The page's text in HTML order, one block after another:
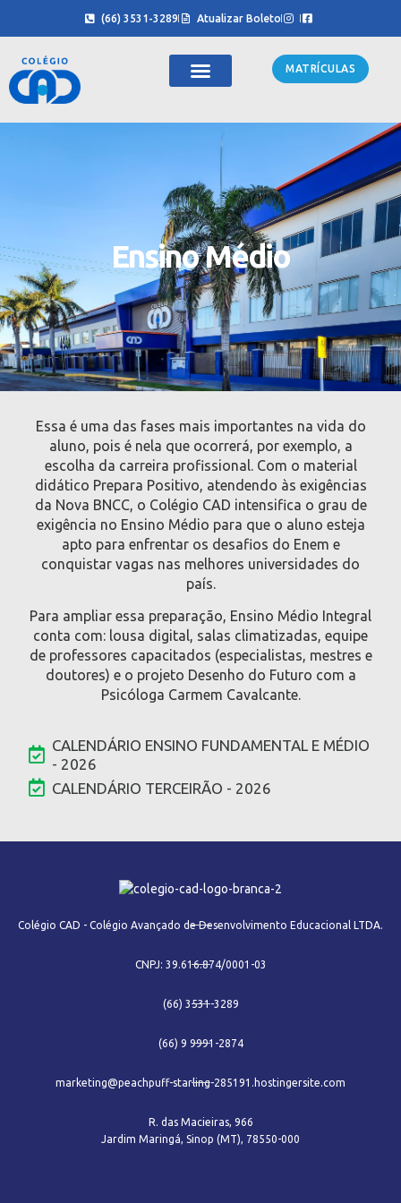
(66) 3531-3289 Atualizar Boleto
MATRÍCULAS
Ensino Médio
Essa é uma das fases mais importantes na vida do
aluno, pois é nela que ocorrerá, por exemplo, a
escolha da carreira profissional. Com o material
didático Prepara Positivo, atendendo às exigências
da Nova BNCC, o Colégio CAD intensifica o grau de
exigência no Ensino Médio para que o aluno esteja
apto para enfrentar os desafios do Enem e
conquistar vagas nas melhores universidades do
país.
Para ampliar essa preparação, Ensino Médio Integral
conta com: lousa digital, salas climatizadas, equipe
de professores capacitados (especialistas, mestres e
doutores) e o projeto Desenho do Futuro com a
Psicóloga Carmem Cavalcante.
CALENDÁRIO ENSINO FUNDAMENTAL E MÉDIO
- 2026
CALENDÁRIO TERCEIRÃO - 2026
Colégio CAD - Colégio Avançado de Desenvolvimento Educacional LTDA.
CNPJ: 39.616.874/0001-03
(66) 3531-3289
(66) 9 9991-2874
marketing@peachpuff-starling-285191.hostingersite.com
R. das Macieiras, 966
Jardim Maringá, Sinop (MT), 78550-000